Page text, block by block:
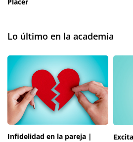
Lo último en la academia
Infidelidad en la pareja |